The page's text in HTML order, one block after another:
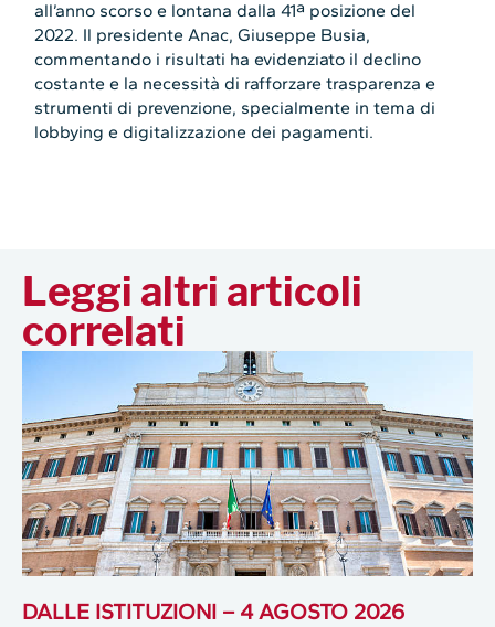
all’anno scorso e lontana dalla 41ª posizione del
2022. Il presidente Anac, Giuseppe Busia,
commentando i risultati ha evidenziato il declino
costante e la necessità di rafforzare trasparenza e
strumenti di prevenzione, specialmente in tema di
lobbying e digitalizzazione dei pagamenti.
Leggi altri articoli
correlati
DALLE ISTITUZIONI – 4 AGOSTO 2026